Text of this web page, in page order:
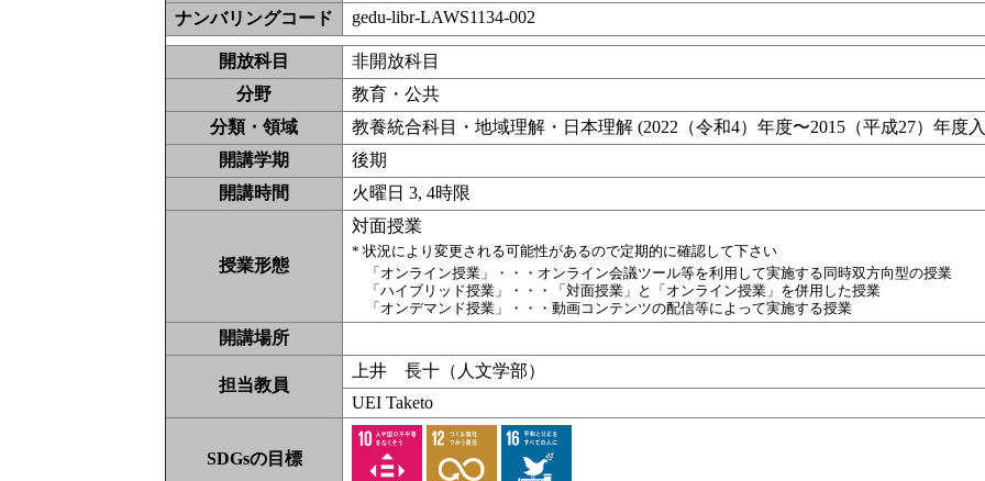
ナンバリングコード
gedu-libr-LAWS1134-002
開放科目
非開放科目
分野
教育・公共
分類・領域
教養統合科目・地域理解・日本理解 (2022（令和4）年度〜2015（平成27）年度
開講学期
後期
開講時間
火曜日 3, 4時限
授業形態
対面授業
* 状況により変更される可能性があるので定期的に確認して下さい
「オンライン授業」・・・オンライン会議ツール等を利用して実施する同時双方向型の授業
「ハイブリッド授業」・・・「対面授業」と「オンライン授業」を併用した授業
「オンデマンド授業」・・・動画コンテンツの配信等によって実施する授業
開講場所
担当教員
上井 長十（人文学部）
UEI Taketo
SDGsの目標